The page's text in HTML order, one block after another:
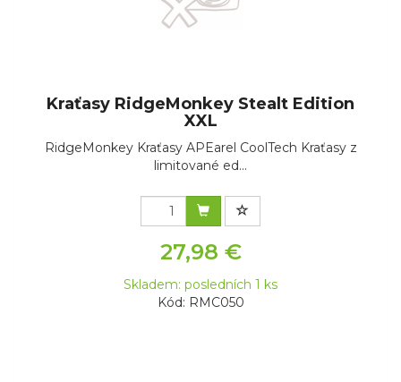
Kraťasy RidgeMonkey Stealt Edition
XXL
RidgeMonkey Kraťasy APEarel CoolTech Kraťasy z
limitované ed...
27,98 €
Skladem: posledních 1 ks
Kód: RMC050